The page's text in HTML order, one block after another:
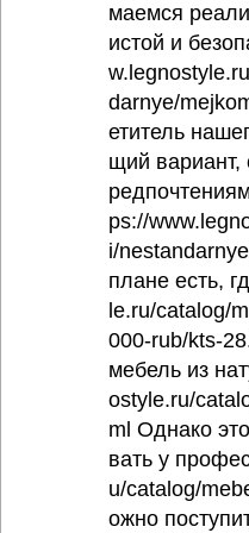
маемся
истой и
darnye/
етитель
щий вариант,
ps://
i/
плане есть,
le.ru/catalog/
000-rub/kts-
мебель из
ostyle.ru/
ml Однако
вать у
u/catalog/
ожно